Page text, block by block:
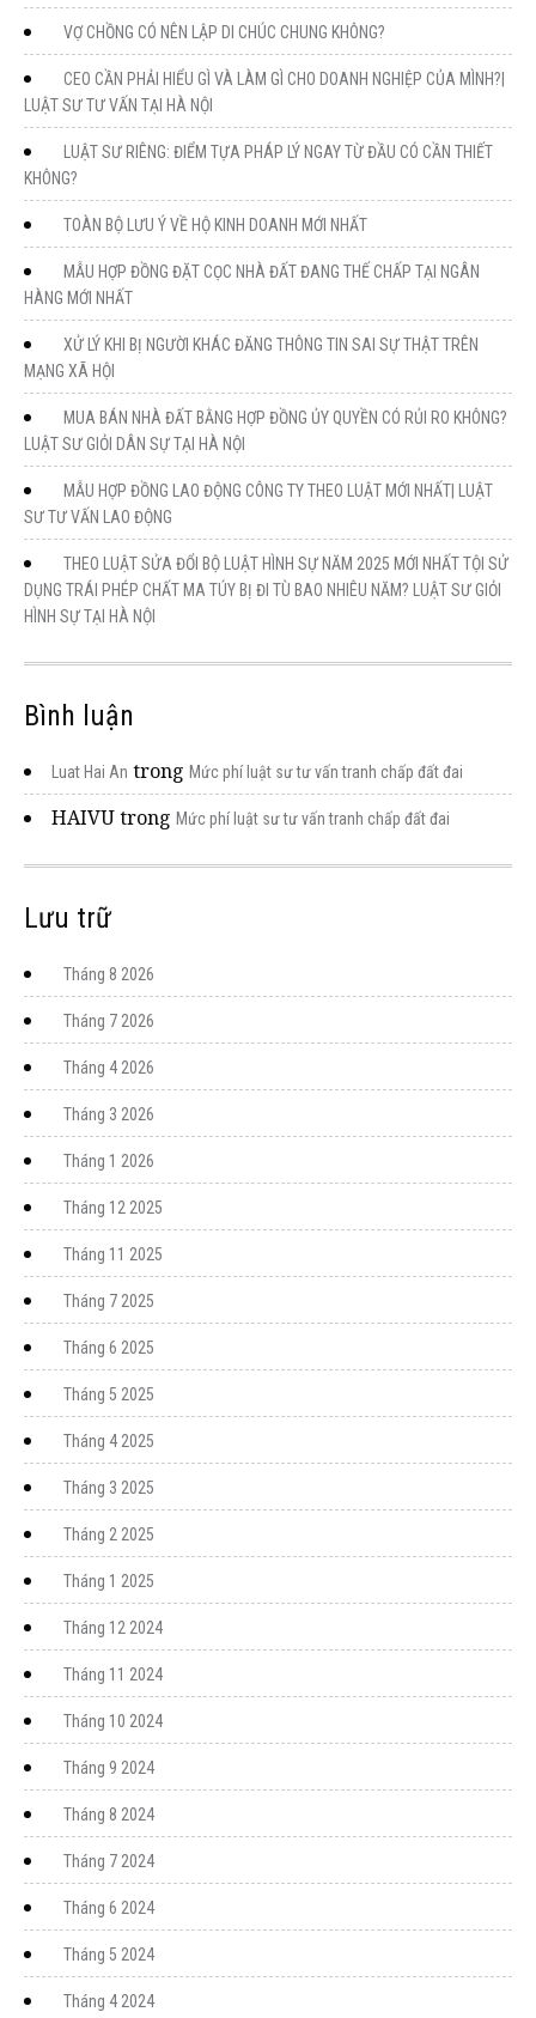
VỢ CHỒNG CÓ NÊN LẬP DI CHÚC CHUNG KHÔNG?
CEO CẦN PHẢI HIỂU GÌ VÀ LÀM GÌ CHO DOANH NGHIỆP CỦA MÌNH?|
LUẬT SƯ TƯ VẤN TẠI HÀ NỘI
LUẬT SƯ RIÊNG: ĐIỂM TỰA PHÁP LÝ NGAY TỪ ĐẦU CÓ CẦN THIẾT
KHÔNG?
TOÀN BỘ LƯU Ý VỀ HỘ KINH DOANH MỚI NHẤT
MẪU HỢP ĐỒNG ĐẶT CỌC NHÀ ĐẤT ĐANG THẾ CHẤP TẠI NGÂN
HÀNG MỚI NHẤT
XỬ LÝ KHI BỊ NGƯỜI KHÁC ĐĂNG THÔNG TIN SAI SỰ THẬT TRÊN
MẠNG XÃ HỘI
MUA BÁN NHÀ ĐẤT BẰNG HỢP ĐỒNG ỦY QUYỀN CÓ RỦI RO KHÔNG?
LUẬT SƯ GIỎI DÂN SỰ TẠI HÀ NỘI
MẪU HỢP ĐỒNG LAO ĐỘNG CÔNG TY THEO LUẬT MỚI NHẤT| LUẬT
SƯ TƯ VẤN LAO ĐỘNG
THEO LUẬT SỬA ĐỔI BỘ LUẬT HÌNH SỰ NĂM 2025 MỚI NHẤT TỘI SỬ
DỤNG TRÁI PHÉP CHẤT MA TÚY BỊ ĐI TÙ BAO NHIÊU NĂM? LUẬT SƯ GIỎI
HÌNH SỰ TẠI HÀ NỘI
Bình luận
Luat Hai An trong Mức phí luật sư tư vấn tranh chấp đất đai
HAIVUtrong Mức phí luật sư tư vấn tranh chấp đất đai
Lưu trữ
Tháng 8 2026
Tháng 7 2026
Tháng 4 2026
Tháng 3 2026
Tháng 1 2026
Tháng 12 2025
Tháng 11 2025
Tháng 7 2025
Tháng 6 2025
Tháng 5 2025
Tháng 4 2025
Tháng 3 2025
Tháng 2 2025
Tháng 1 2025
Tháng 12 2024
Tháng 11 2024
Tháng 10 2024
Tháng 9 2024
Tháng 8 2024
Tháng 7 2024
Tháng 6 2024
Tháng 5 2024
Tháng 4 2024